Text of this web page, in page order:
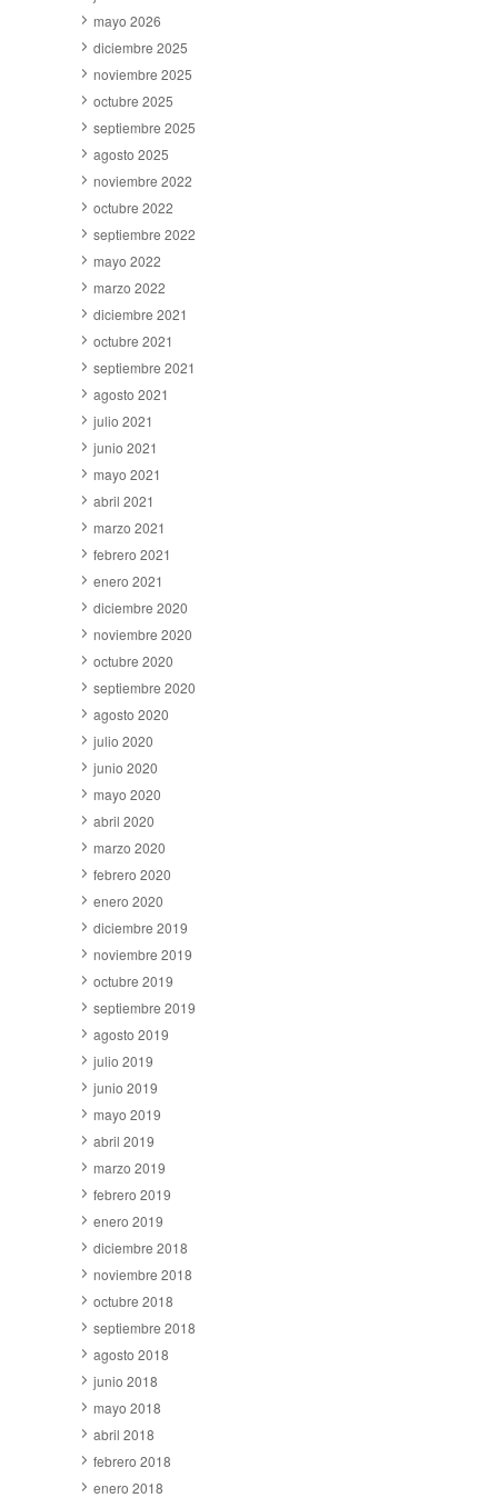
mayo 2026
diciembre 2025
noviembre 2025
octubre 2025
septiembre 2025
agosto 2025
noviembre 2022
octubre 2022
septiembre 2022
mayo 2022
marzo 2022
diciembre 2021
octubre 2021
septiembre 2021
agosto 2021
julio 2021
junio 2021
mayo 2021
abril 2021
marzo 2021
febrero 2021
enero 2021
diciembre 2020
noviembre 2020
octubre 2020
septiembre 2020
agosto 2020
julio 2020
junio 2020
mayo 2020
abril 2020
marzo 2020
febrero 2020
enero 2020
diciembre 2019
noviembre 2019
octubre 2019
septiembre 2019
agosto 2019
julio 2019
junio 2019
mayo 2019
abril 2019
marzo 2019
febrero 2019
enero 2019
diciembre 2018
noviembre 2018
octubre 2018
septiembre 2018
agosto 2018
junio 2018
mayo 2018
abril 2018
febrero 2018
enero 2018